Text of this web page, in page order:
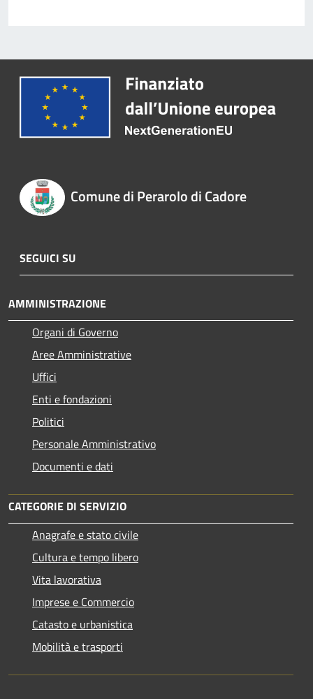
Comune di Perarolo di Cadore
SEGUICI SU
AMMINISTRAZIONE
Organi di Governo
Aree Amministrative
Uffici
Enti e fondazioni
Politici
Personale Amministrativo
Documenti e dati
CATEGORIE DI SERVIZIO
Anagrafe e stato civile
Cultura e tempo libero
Vita lavorativa
Imprese e Commercio
Catasto e urbanistica
Mobilità e trasporti